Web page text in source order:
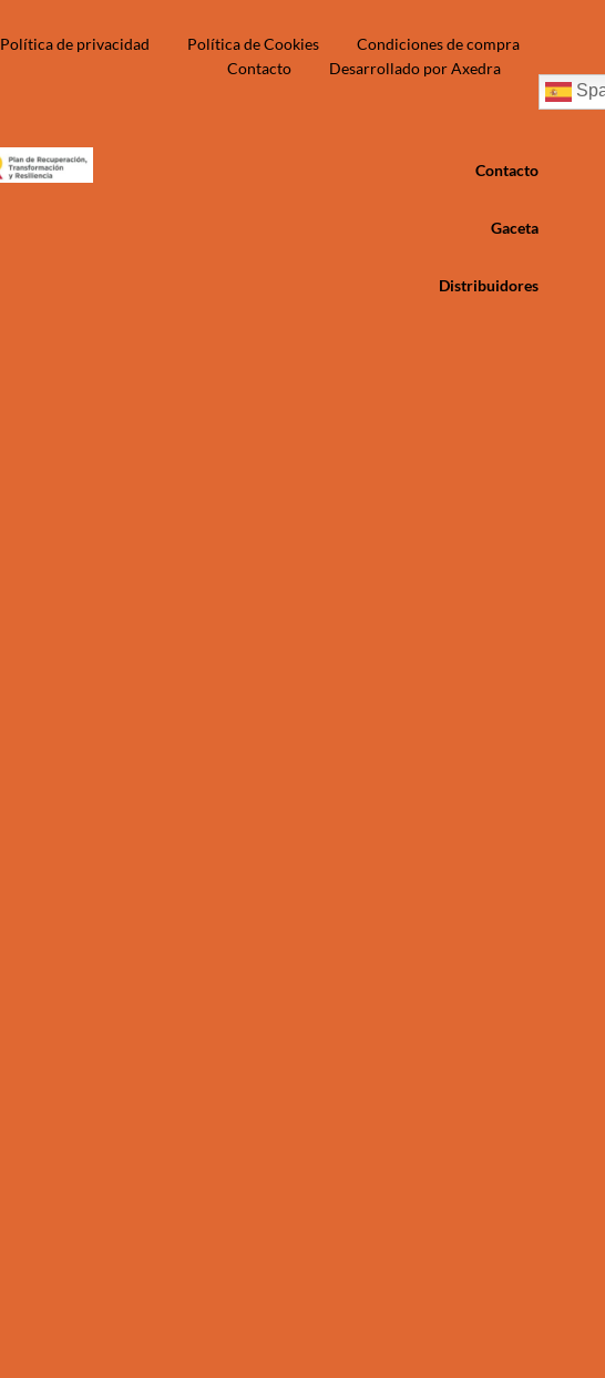
Política de privacidad Política de Cookies
Condiciones de compra
Contacto
Desarrollado por Axedra
Contacto
Gaceta
Distribuidores